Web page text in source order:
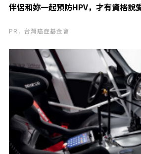
伴侶和妳一起預防HPV，才有資格說
PR．台灣癌症基金會